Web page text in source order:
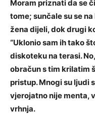
Moram priznati da se
tome; sunčale su se
žena dijeli, dok drugi
“Uklonio sam ih tako
diskoteku na terasi.
obračun s tim krilatim
pristup. Mnogi su ljudi
vjerojatno nije menta,
vrhnja.